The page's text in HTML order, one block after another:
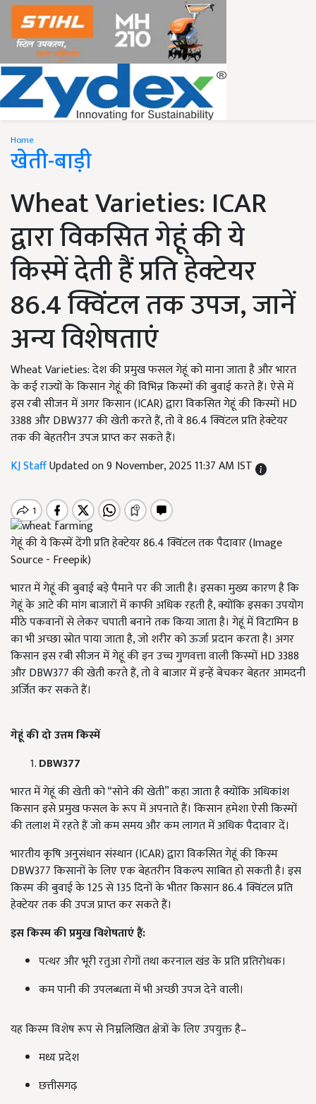
Home
खेती-बाड़ी
Wheat Varieties: ICAR
द्वारा विकसित गेहूं की ये
किस्में देती हैं प्रति हेक्टेयर
86.4 क्विंटल तक उपज, जानें
अन्य विशेषताएं
Wheat Varieties: देश की प्रमुख फसल गेहूं को माना जाता है और भारत
के कई राज्यों के किसान गेहूं की विभिन्न किस्मों की बुवाई करते हैं। ऐसे में
इस रबी सीजन में अगर किसान (ICAR) द्वारा विकसित गेहूं की किस्मों HD
3388 और DBW377 की खेती करते हैं, तो वे 86.4 क्विंटल प्रति हेक्टेयर
तक की बेहतरीन उपज प्राप्त कर सकते हैं।
KJ StaffUpdated on 9 November, 2025 11:37 AM IST
गेहूं की ये किस्में देंगी प्रति हेक्टेयर 86.4 क्विंटल तक पैदावार (Image
Source - Freepik)
भारत में गेहूं की बुवाई बड़े पैमाने पर की जाती है। इसका मुख्य कारण है कि
गेहूं के आटे की मांग बाजारों में काफी अधिक रहती है, क्योंकि इसका उपयोग
मीठे पकवानों से लेकर चपाती बनाने तक किया जाता है। गेहूं में विटामिन B
का भी अच्छा स्रोत पाया जाता है, जो शरीर को ऊर्जा प्रदान करता है। अगर
किसान इस रबी सीजन में गेहूं की इन उच्च गुणवत्ता वाली किस्मों HD 3388
और DBW377 की खेती करते हैं, तो वे बाजार में इन्हें बेचकर बेहतर आमदनी
अर्जित कर सकते हैं।
गेहूं की दो उत्तम किस्में
DBW377
भारत में गेहूं की खेती को “सोने की खेती” कहा जाता है क्योंकि अधिकांश
किसान इसे प्रमुख फसल के रूप में अपनाते हैं। किसान हमेशा ऐसी किस्मों
की तलाश में रहते हैं जो कम समय और कम लागत में अधिक पैदावार दें।
भारतीय कृषि अनुसंधान संस्थान (ICAR) द्वारा विकसित गेहूं की किस्म
DBW377 किसानों के लिए एक बेहतरीन विकल्प साबित हो सकती है। इस
किस्म की बुवाई के 125 से 135 दिनों के भीतर किसान 86.4 क्विंटल प्रति
हेक्टेयर तक की उपज प्राप्त कर सकते हैं।
इस किस्म की प्रमुख विशेषताएं हैं:
पत्थर और भूरी रतुआ रोगों तथा करनाल खंड के प्रति प्रतिरोधक।
कम पानी की उपलब्धता में भी अच्छी उपज देने वाली।
यह किस्म विशेष रूप से निम्नलिखित क्षेत्रों के लिए उपयुक्त है–
मध्य प्रदेश
छत्तीसगढ़